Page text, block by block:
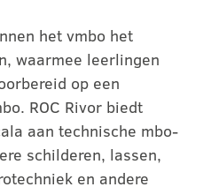
het vmbo het
waarmee leerlingen
op een
ROC Rivor biedt
aan technische mbo-
schilderen, lassen,
en andere